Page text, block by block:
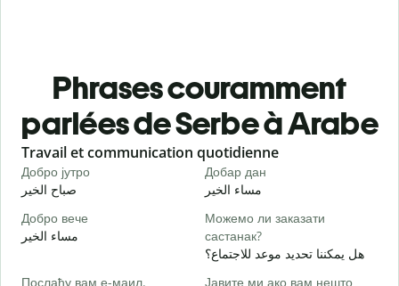
Phrases couramment
parlées de Serbe à Arabe
Slide 1 of 6
Travail et communication quotidienne
Добро јутро
صباح الخير
Добар дан
مساء الخير
Добро вече
مساء الخير
Можемо ли заказати
састанак?
هل يمكننا تحديد موعد للاجتماع؟
Послаћу вам е-маил.
Јавите ми ако вам нешто